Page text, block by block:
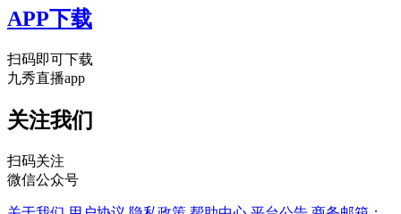
APP下载
扫码即可下载
九秀直播app
关注我们
扫码关注
微信公众号